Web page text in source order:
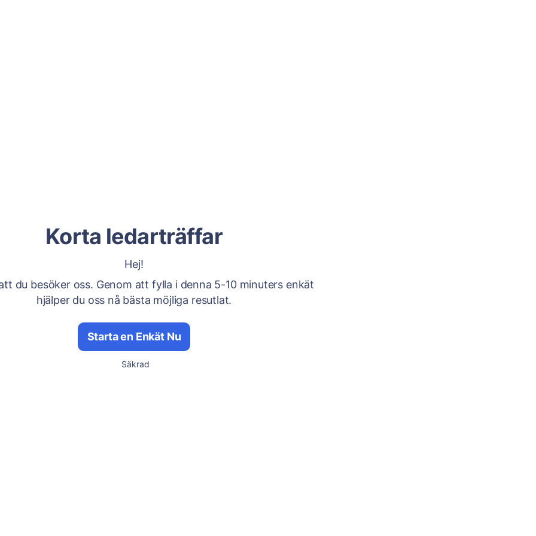
Korta ledarträffar
Hej!
du besöker oss. Genom att fylla i denna 5-10 minuters enkät
hjälper du oss nå bästa möjliga resutlat.
Starta en Enkät Nu
Säkrad